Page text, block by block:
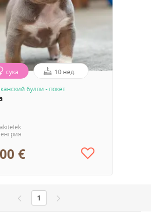
сука 10 нед.
булли - покет
€
1